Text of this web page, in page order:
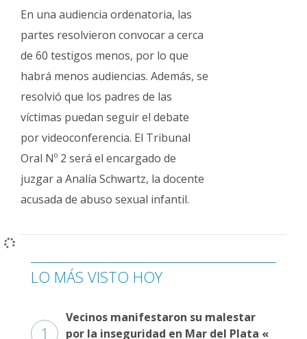
En una audiencia ordenatoria, las
partes resolvieron convocar a cerca
de 60 testigos menos, por lo que
habrá menos audiencias. Además, se
resolvió que los padres de las
víctimas puedan seguir el debate
por videoconferencia. El Tribunal
Oral Nº 2 será el encargado de
juzgar a Analía Schwartz, la docente
acusada de abuso sexual infantil.
LO MÁS VISTO HOY
1
Vecinos manifestaron su malestar
por la inseguridad en Mar del Plata «